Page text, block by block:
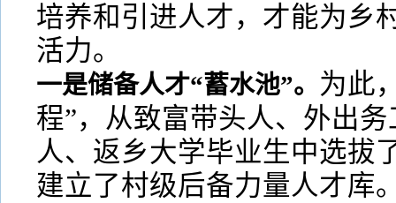
培养和引进人才，才能为乡
活力。
一是储备人才“蓄水池”。 为此
程”，从致富带头人、外出
人、返乡大学毕业生中选拔
建立了村级后备力量人才库